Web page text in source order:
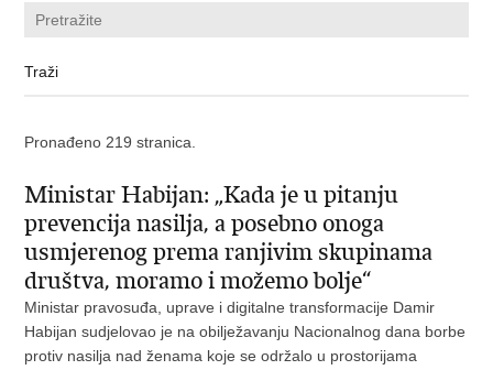
Pronađeno 219 stranica.
Ministar Habijan: „Kada je u pitanju
prevencija nasilja, a posebno onoga
usmjerenog prema ranjivim skupinama
društva, moramo i možemo bolje“
Ministar pravosuđa, uprave i digitalne transformacije Damir
Habijan sudjelovao je na obilježavanju Nacionalnog dana borbe
protiv nasilja nad ženama koje se održalo u prostorijama